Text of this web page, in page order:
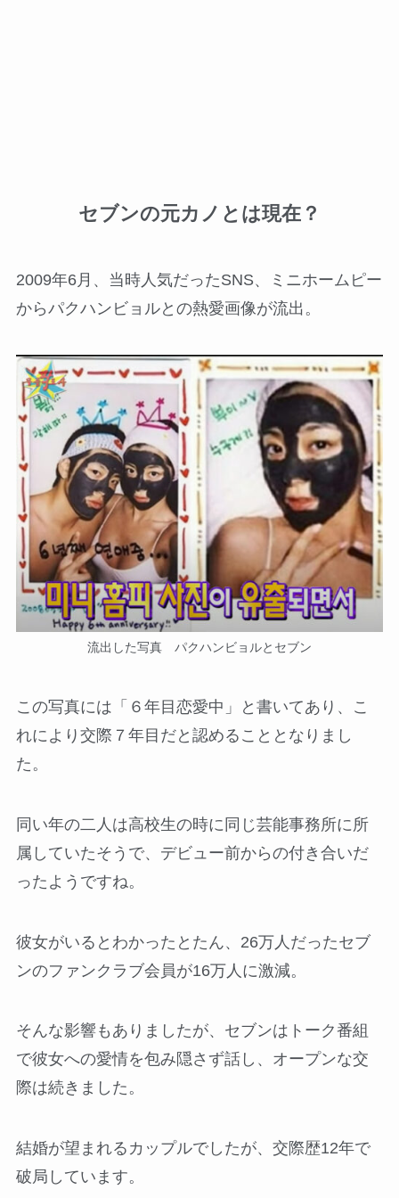
セブンの元カノとは現在？
2009年6月、当時人気だったSNS、ミニホームピー
からパクハンビョルとの熱愛画像が流出。
流出した写真 パクハンビョルとセブン
この写真には「６年目恋愛中」と書いてあり、こ
れにより交際７年目だと認めることとなりまし
た。
同い年の二人は高校生の時に同じ芸能事務所に所
属していたそうで、デビュー前からの付き合いだ
ったようですね。
彼女がいるとわかったとたん、26万人だったセブ
ンのファンクラブ会員が16万人に激減。
そんな影響もありましたが、セブンはトーク番組
で彼女への愛情を包み隠さず話し、オープンな交
際は続きました。
結婚が望まれるカップルでしたが、交際歴12年で
破局しています。